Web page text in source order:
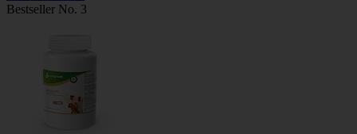
Bestseller No. 3